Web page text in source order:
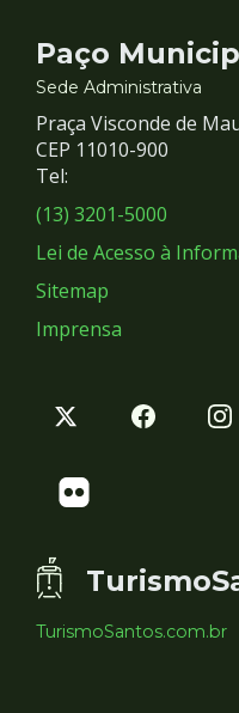
Contato
e
Redes
Sociais
Paço
Sede Administrativa
Praça Visconde de
CEP 11010-900
Tel:
(13) 3201-5000
Lei de Acesso à
Sitemap
Imprensa
TurismoSantos.com.br